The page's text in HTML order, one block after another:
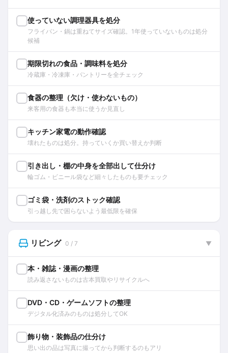
使っていない調理器具を処分
フライパン・鍋は重ねてサイズ確認。1年使っていないものは処分
候補
期限切れの食品・調味料を処分
冷蔵庫・冷凍庫・パントリーを全チェック
食器の整理（欠け・使わないもの）
来客用の食器も本当に使うか見直し
キッチン家電の動作確認
壊れたものは処分。持っていくか買い替えか判断
引き出し・棚の中身を全部出して仕分け
輪ゴム・ビニール袋など細々したものも要チェック
ゴミ袋・洗剤のストック確認
引っ越し先で困らないよう最低限を確保
リビング 0 / 7 ▼
本・雑誌・漫画の整理
読み返さないものは古本買取やリサイクルへ
DVD・CD・ゲームソフトの整理
デジタル化済みのものは処分してOK
飾り物・装飾品の仕分け
思い出の品は写真に撮ってから判断するのもアリ